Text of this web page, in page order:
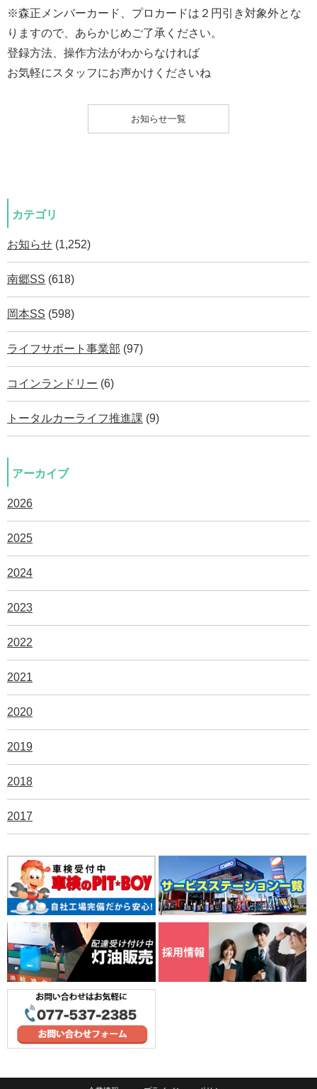
※森正メンバーカード、プロカードは２円引き対象外とな
りますので、あらかじめご了承ください。
登録方法、操作方法がわからなければ
お気軽にスタッフにお声かけくださいね
お知らせ一覧
カテゴリ
お知らせ (1,252)
南郷SS (618)
岡本SS (598)
ライフサポート事業部 (97)
コインランドリー (6)
トータルカーライフ推進課 (9)
アーカイブ
2026
2025
2024
2023
2022
2021
2020
2019
2018
2017